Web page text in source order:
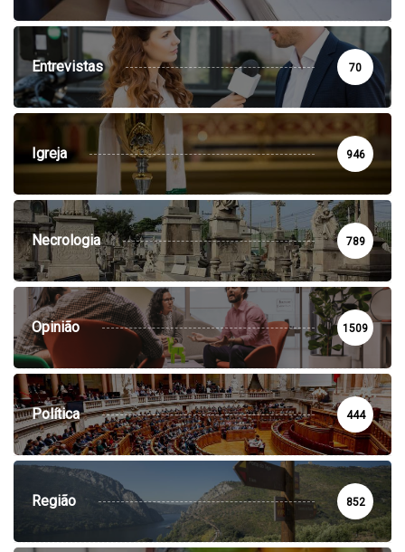
Entrevistas 70
Igreja 946
Necrologia 789
Opinião 1509
Política 444
Região 852